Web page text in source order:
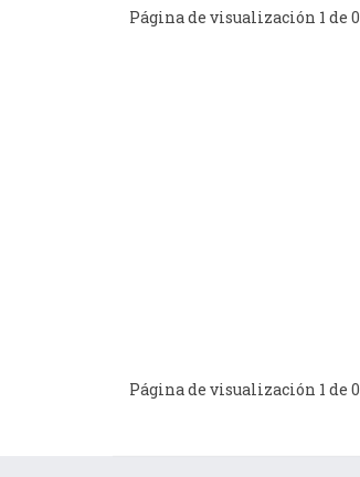
Página de visualización 1 de 0
Página de visualización 1 de 0